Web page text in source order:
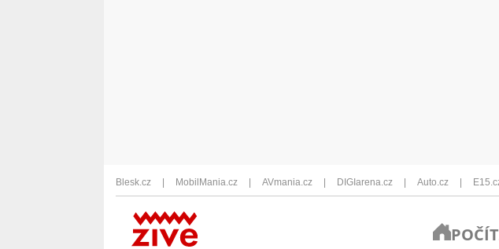
Blesk.cz MobilMania.cz AVmania.cz DIGIarena.cz Auto.cz